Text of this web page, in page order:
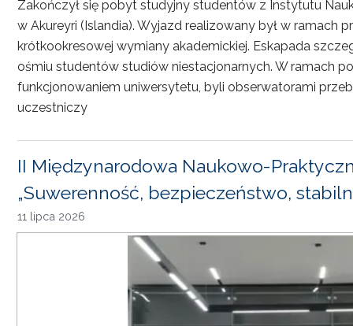
Zakończył się pobyt studyjny studentów z Instytutu
w Akureyri (Islandia). Wyjazd realizowany był w ramach
krótkookresowej wymiany akademickiej. Eskapada
ośmiu studentów studiów niestacjonarnych. W ramach
funkcjonowaniem uniwersytetu, byli obserwatorami
uczestniczy
II Międzynarodowa Naukowo-
„Suwerenność, bezpieczeństwo,
11 lipca 2026